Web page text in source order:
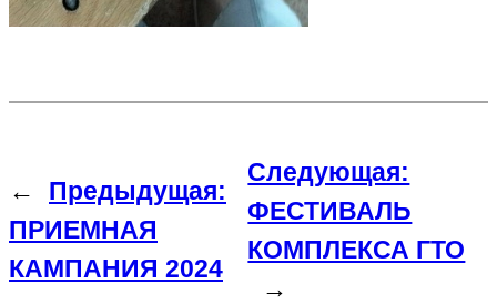
←
Предыдущая:
ПРИЕМНАЯ
КАМПАНИЯ 2024
Следующая:
ФЕСТИВАЛЬ
КОМПЛЕКСА ГТО
→